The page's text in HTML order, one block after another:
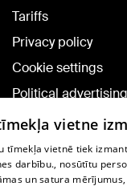
Tariffs
Privacy policy
Cookie settings
Political advertising
Cookie policy
Commenting terms
TV program
vietne
tīmekļa vietnē tiek
darbību., nosūtītu
un satura